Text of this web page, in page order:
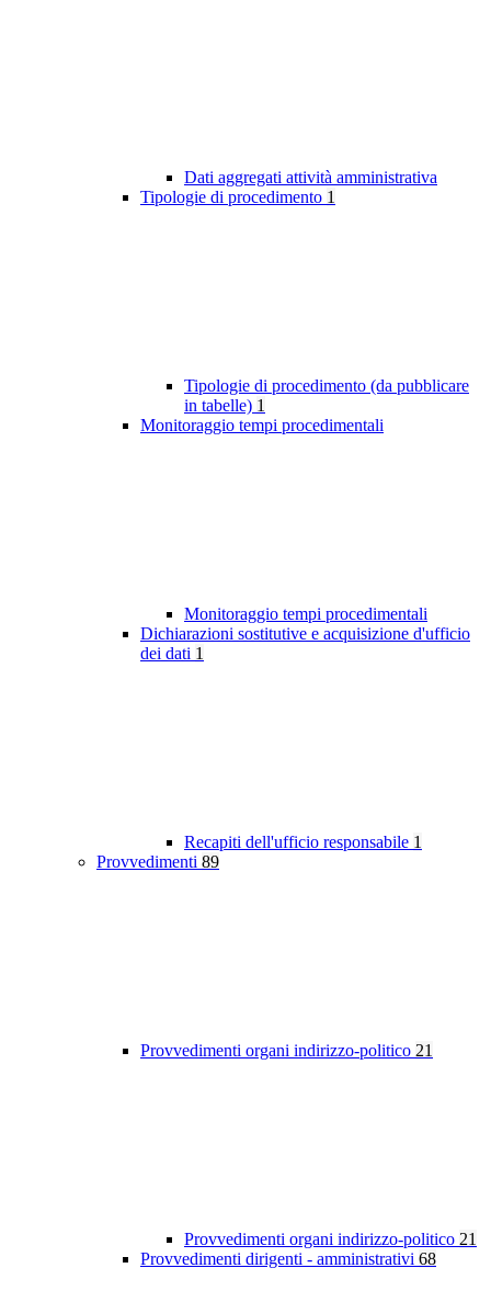
Dati aggregati attività amministrativa
Tipologie di procedimento 1
Tipologie di procedimento (da pubblicare
in tabelle) 1
Monitoraggio tempi procedimentali
Monitoraggio tempi procedimentali
Dichiarazioni sostitutive e acquisizione d'ufficio
dei dati 1
Recapiti dell'ufficio responsabile 1
Provvedimenti 89
Provvedimenti organi indirizzo-politico 21
Provvedimenti organi indirizzo-politico 21
Provvedimenti dirigenti - amministrativi 68